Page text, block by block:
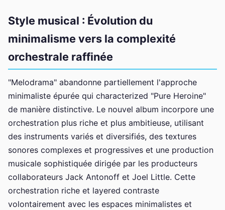
Style musical : Évolution du
minimalisme vers la complexité
orchestrale raffinée
"Melodrama" abandonne partiellement l'approche
minimaliste épurée qui characterized "Pure Heroine"
de manière distinctive. Le nouvel album incorpore une
orchestration plus riche et plus ambitieuse, utilisant
des instruments variés et diversifiés, des textures
sonores complexes et progressives et une production
musicale sophistiquée dirigée par les producteurs
collaborateurs Jack Antonoff et Joel Little. Cette
orchestration riche et layered contraste
volontairement avec les espaces minimalistes et